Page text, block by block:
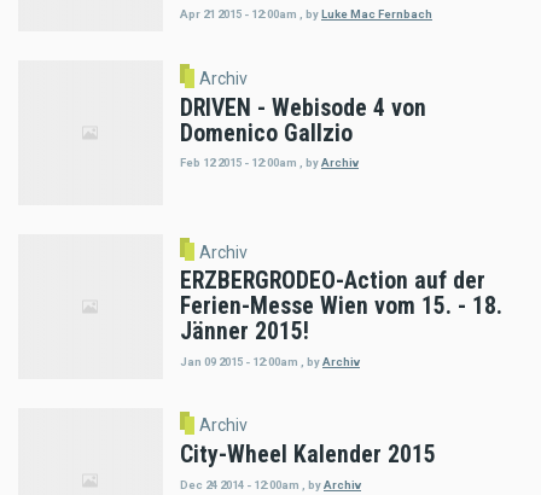
Apr 21 2015 - 12:00am , byLuke Mac Fernbach
Archiv
DRIVEN - Webisode 4 von
Domenico Gallzio
Feb 12 2015 - 12:00am byArchiv
Archiv
ERZBERGRODEO-Action auf der
Ferien-Messe Wien vom 15. - 18.
Jänner 2015!
Jan 09 2015 - 12:00am byArchiv
Archiv
City-Wheel Kalender 2015
Dec 24 2014 - 12:00am byArchiv